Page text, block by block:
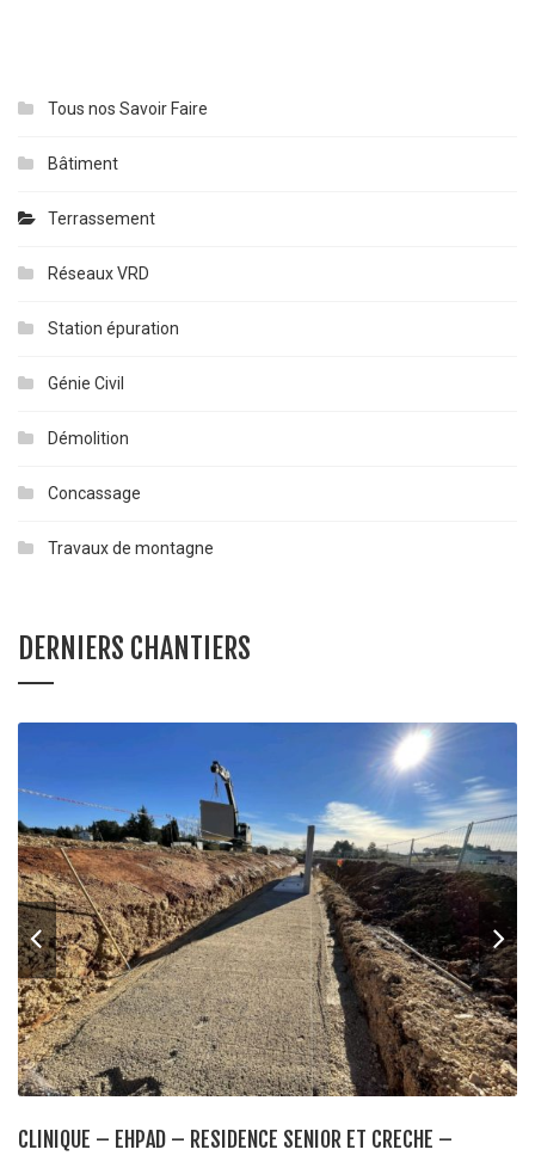
Tous nos Savoir Faire
Bâtiment
Terrassement
Réseaux VRD
Station épuration
Génie Civil
Démolition
Concassage
Travaux de montagne
DERNIERS CHANTIERS
CLINIQUE – EHPAD – RESIDENCE SENIOR ET CRECHE –